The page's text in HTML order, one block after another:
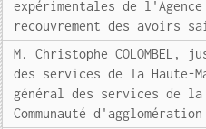
expérimentales de
recouvrement des avoirs
M. Christophe
des services de la Haute-
général des services de
Communauté